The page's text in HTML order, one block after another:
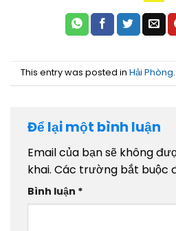
This entry was posted in Hải Phòng
Để lại một bình luận
Email của bạn sẽ không
khai. Các trường bắt buộc
Bình luận *